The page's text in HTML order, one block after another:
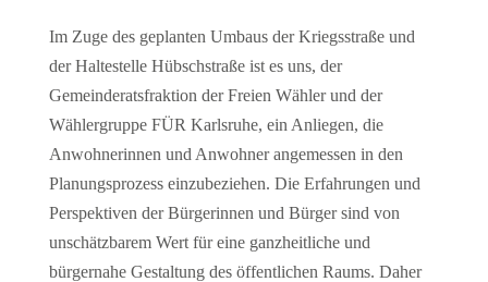
Im Zuge des geplanten Umbaus der Kriegsstraße und
der Haltestelle Hübschstraße ist es uns, der
Gemeinderatsfraktion der Freien Wähler und der
Wählergruppe FÜR Karlsruhe, ein Anliegen, die
Anwohnerinnen und Anwohner angemessen in den
Planungsprozess einzubeziehen. Die Erfahrungen und
Perspektiven der Bürgerinnen und Bürger sind von
unschätzbarem Wert für eine ganzheitliche und
bürgernahe Gestaltung des öffentlichen Raums. Daher